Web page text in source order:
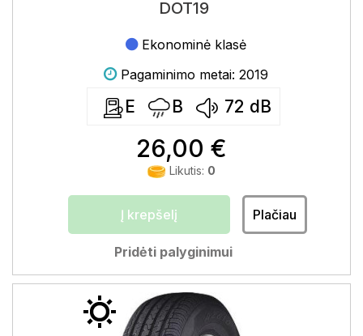
DOT19
Ekonominė klasė
Pagaminimo metai: 2019
E B 72 dB
26,00 €
Likutis: 0
Į krepšelį Plačiau
Pridėti palyginimui